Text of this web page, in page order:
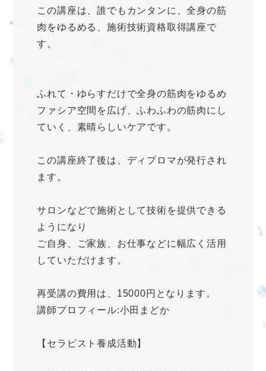
この講座は、誰でもカンタンに、全身の筋
肉をゆるめる、施術技術資格取得講座で
す。
ふれて・ゆらすだけで全身の筋肉をゆるめ
ファシア空間を広げ、ふわふわの筋肉にし
ていく、素晴らしいケアです。
この講座終了後は、ディプロマが発行され
ます。
サロンなどで施術として技術を提供できる
ようになり
ご自身、ご家族、お仕事などに幅広く活用
していただけます。
再受講の費用は、15000円となります。
講師プロフィール:小田まどか
【セラピスト養成活動】